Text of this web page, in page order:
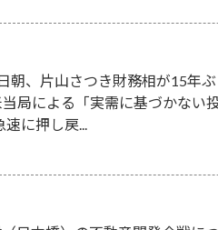
朝、片山さつき財務相が15年
局による「実需に基づかない
に押し戻...